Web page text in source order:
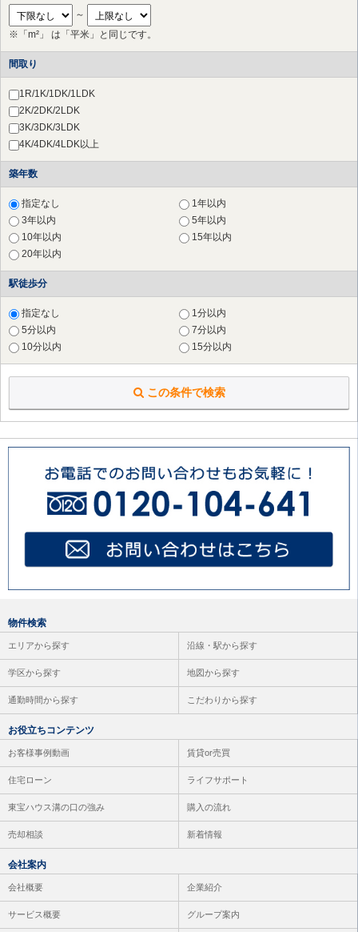
川崎市 中原区
（20件）
川崎市 多摩区
（24件）
川崎市 宮前区（65件）
川崎市 幸区
横浜市 都筑区 （19件）
横浜市 青葉区
さいたま市 北区
草加市（1件）
横浜市 鶴見区（28件）
横浜市 神奈川区
横浜市 中区
横浜市 南区
横浜市 保土ケ谷区
横浜市 磯子区
横浜市 金沢区
横浜市 港南区
横浜市 旭区
横浜市 緑区
横浜市 栄区（6件）
川崎市 川崎区（20件）
横須賀市（2件）
藤沢市（1件）
大和市（2件）
海老名市（1件）
～
※「m²」 は「平米」と同じです。
間取り
1R/1K/1DK/1LDK
2K/2DK/2LDK
3K/3DK/3LDK
4K/4DK/4LDK以上
築年数
指定なし
1年以内
3年以内
5年以内
10年以内
15年以内
20年以内
駅徒歩分
指定なし
1分以内
5分以内
7分以内
10分以内
15分以内
この条件で検索
物件検索
エリアから探す 沿線・駅から探す
学区から探す 地図から探す
通勤時間から探す こだわりから探す
お役立ちコンテンツ
お客様事例動画 賃貸or売買
住宅ローン ライフサポート
東宝ハウス溝の口の強み 購入の流れ
売却相談 新着情報
会社案内
会社概要 企業紹介
サービス概要 グループ案内